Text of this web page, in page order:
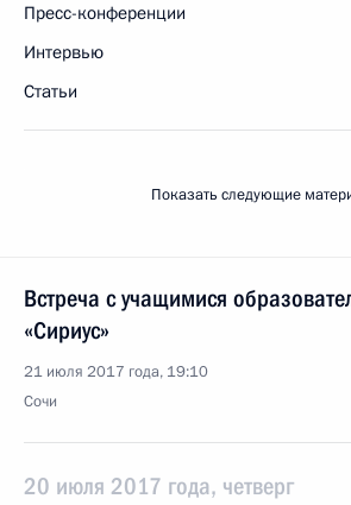
Пресс-конференции
Интервью
Статьи
Показать следующие
Встреча с учащимися
«Сириус»
21 июля 2017 года, 19:10
Сочи
20 июля 2017 года, четверг